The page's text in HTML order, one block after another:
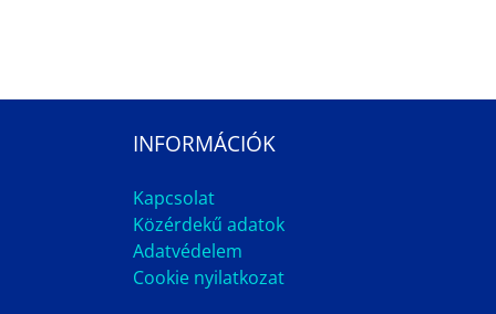
INFORMÁCIÓK
Kapcsolat
Közérdekű adatok
Adatvédelem
Cookie nyilatkozat